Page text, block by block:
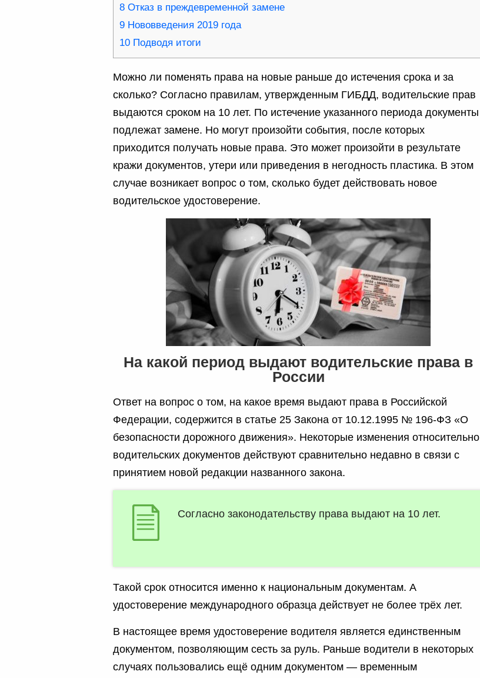
8 Отказ в преждевременной замене
9 Нововведения 2019 года
10 Подводя итоги
Можно ли поменять права на новые раньше до истечения срока и за
сколько? Согласно правилам, утвержденным ГИБДД, водительские прав
выдаются сроком на 10 лет. По истечение указанного периода документы
подлежат замене. Но могут произойти события, после которых
приходится получать новые права. Это может произойти в результате
кражи документов, утери или приведения в негодность пластика. В этом
случае возникает вопрос о том, сколько будет действовать новое
водительское удостоверение.
На какой период выдают водительские права в
России
Ответ на вопрос о том, на какое время выдают права в Российской
Федерации, содержится в статье 25 Закона от 10.12.1995 № 196-ФЗ «О
безопасности дорожного движения». Некоторые изменения относительно
водительских документов действуют сравнительно недавно в связи с
принятием новой редакции названного закона.
Согласно законодательству права выдают на 10 лет.
Такой срок относится именно к национальным документам. А
удостоверение международного образца действует не более трёх лет.
В настоящее время удостоверение водителя является единственным
документом, позволяющим сесть за руль. Раньше водители в некоторых
случаях пользовались ещё одним документом — временным